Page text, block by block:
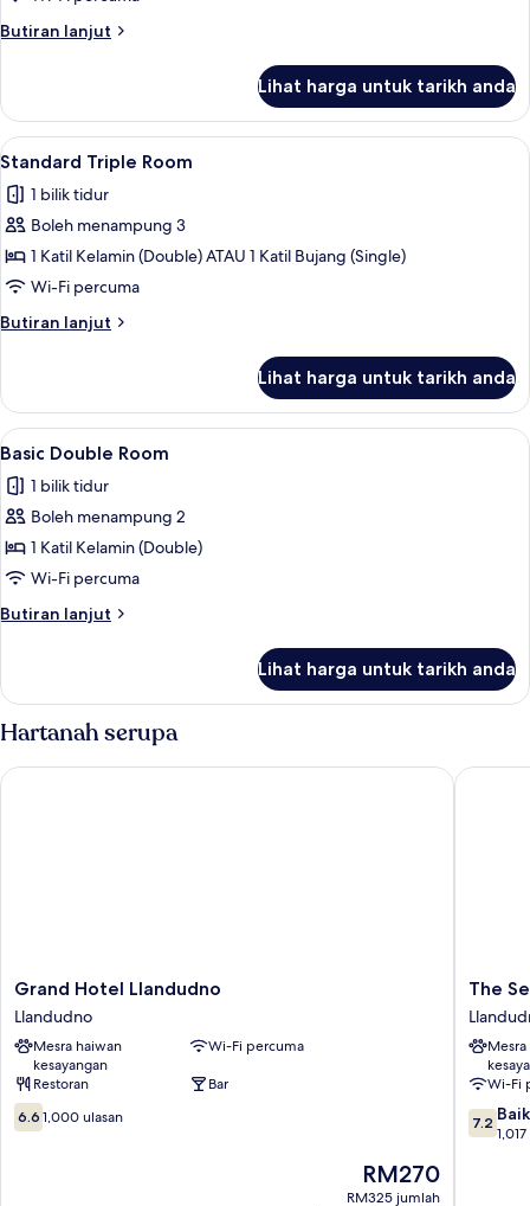
View
Butiran lanjut
Butiran
Double
Room,
Sea
Lihat harga untuk tarikh anda
Lihat
semua
foto
untuk
Standard
Triple
Room
Standard Triple Room | Seterika/
1
Standard Triple Room
1 bilik tidur
Boleh menampung 3
1 Katil Kelamin (Double) ATAU 1 Katil Bujang (Single)
Wi-Fi percuma
Butiran lanjut
Butiran
Triple
Room
Lihat harga untuk tarikh anda
Lihat
semua
foto
untuk
Basic
Double
Room
Basic Double Room | Seterika/
1
Basic Double Room
1 bilik tidur
Boleh menampung 2
1 Katil Kelamin (Double)
Wi-Fi percuma
Butiran lanjut
Butiran
Double
Room
Lihat harga untuk tarikh anda
Hartanah serupa
Grand
Hotel
Llandudno
Llandudno
Grand Hotel Llandudno
Llandudno
Mesra haiwan
kesayangan
Wi-Fi percuma
Restoran
Bar
6.6
daripada
6.6 1,000 ulasan
Harga
ialah
RM270
RM325 jumlah
Grand Hotel Llandudno
The
Seafront
Hotel
by
The
Wi-Fi
7.2
7.2 Baik
The